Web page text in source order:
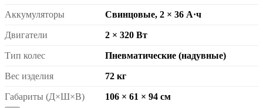
Аккумуляторы Свинцовые, 2 × 36 А·ч
Двигатели 2 × 320 Вт
Тип колес Пневматические (надувные)
Вес изделия 72 кг
Габариты (Д×Ш×В) 106 × 61 × 94 см